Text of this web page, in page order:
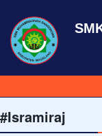
#Isramiraj